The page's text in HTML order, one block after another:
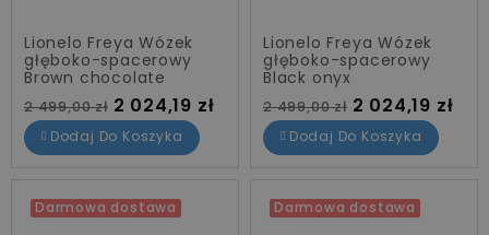
Lionelo Freya Wózek
głęboko-spacerowy
Brown chocolate
Cena standardowa
2 499,00 zł Cena
2 024,19 zł
Dodaj Do Koszyka
Lionelo Freya Wózek
głęboko-spacerowy
Black onyx
Cena standardowa
2 499,00 zł Cena
2 024,19 zł
Dodaj Do Koszyka
Darmowa dostawa Darmowa dostawa